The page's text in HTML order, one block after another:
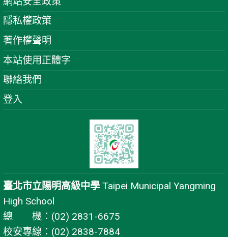
隱私權政策
著作權聲明
本站使用正體字
聯絡我們
登入
臺北市立陽明高級中學 Taipei Municipal Yangming
High School
總 機：(02) 2831-6675
校安專線：(02) 2838-7884